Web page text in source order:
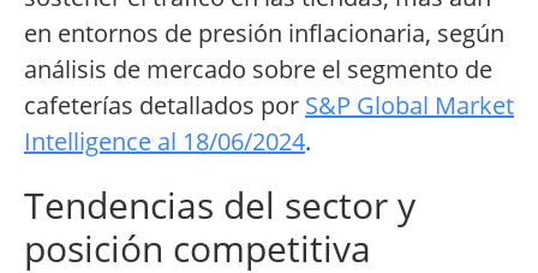
en entornos de presión inflacionaria, según
análisis de mercado sobre el segmento de
cafeterías detallados por S&P Global Market
Intelligence al 18/06/2024.
Tendencias del sector y
posición competitiva